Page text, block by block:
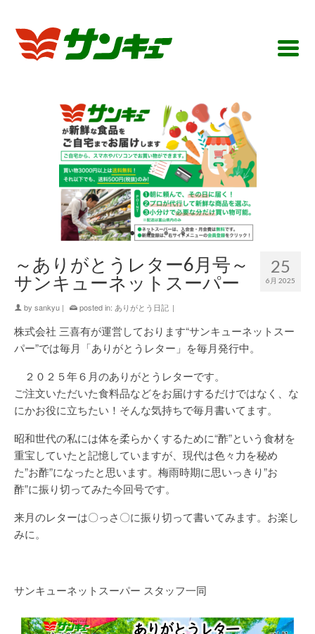
25
6月 2025
～ありがとうレター6月号～
サンキューネットスーパー
by sankyu | posted in: ありがとう日記 |
株式会社 三喜有が運営しております“サンキューネットスー
パー”では毎月「ありがとうレター」を毎月発行中。
２０２５年６月のありがとうレターです。
ご注文いただいた食料品などをお届けするだけではなく、な
にかお役に立ちたい！そんな気持ちで毎月書いてます。
昭和世代の私には体を柔らかくするために“酢”という食材を
重宝していたと記憶していますが、現代は色々力を秘め
た”お酢”になったと思います。梅雨時期に思いっきり”お
酢”に振り切ってみた今回号です。
来月のレターは〇っさ〇に振り切って書いてみます。お楽し
みに。
サンキューネットスーパー スタッフ一同